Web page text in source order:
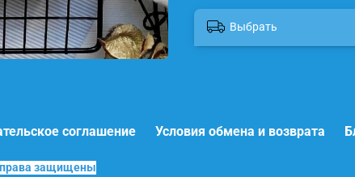
Выбрать
соглашение Условия обмена и возврата
права защищены